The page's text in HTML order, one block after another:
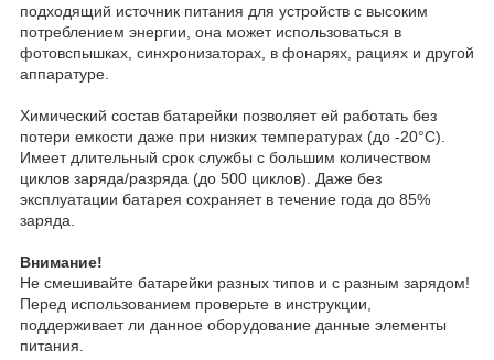
подходящий источник питания для устройств с высоким
потреблением энергии, она может использоваться в
фотовспышках, синхронизаторах, в фонарях, рациях и другой
аппаратуре.
Химический состав батарейки позволяет ей работать без
потери емкости даже при низких температурах (до -20°С).
Имеет длительный срок службы с большим количеством
циклов заряда/разряда (до 500 циклов). Даже без
эксплуатации батарея сохраняет в течение года до 85%
заряда.
Внимание!
Не смешивайте батарейки разных типов и с разным зарядом!
Перед использованием проверьте в инструкции,
поддерживает ли данное оборудование данные элементы
питания.